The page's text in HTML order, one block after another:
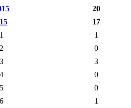
20
17
1
0
3
0
0
1